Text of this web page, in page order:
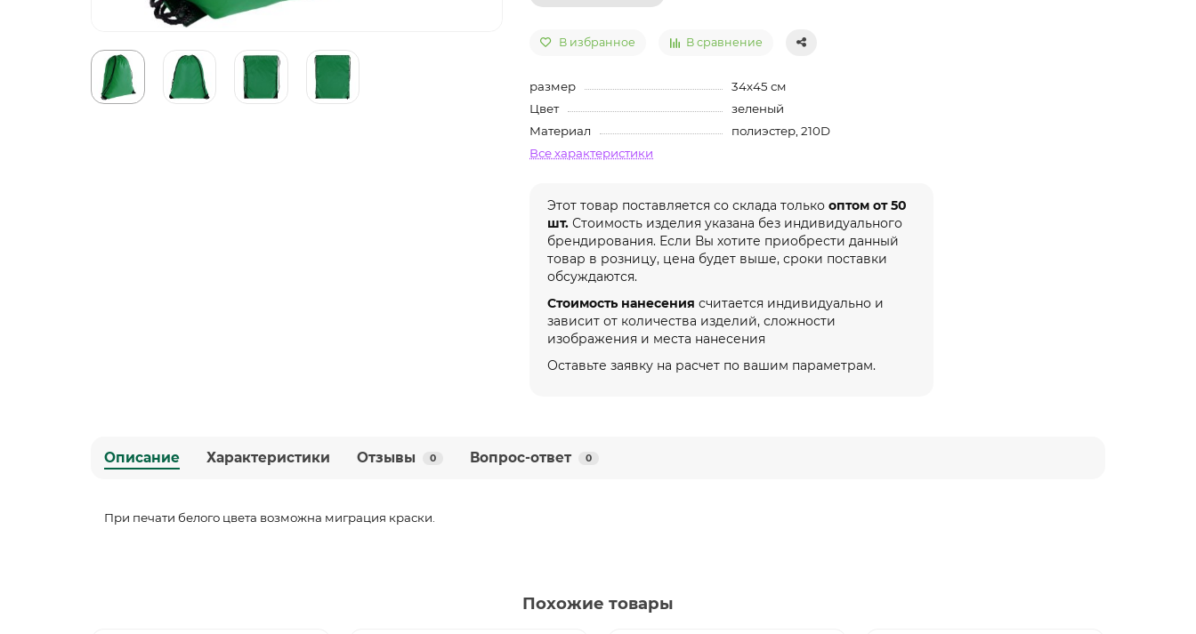
В избранное В сравнение
размер
34х45 см
Цвет
зеленый
Материал
полиэстер, 210D
Все характеристики
Этот товар поставляется со склада толькооптом от 50
шт. Стоимость изделия указана без индивидуального
брендирования. Если Вы хотите приобрести данный
товар в розницу, цена будет выше, сроки поставки
обсуждаются.
Стоимость нанесения считается индивидуально и
зависит от количества изделий, сложности
изображения и места нанесения
Оставьте заявку на расчет по вашим параметрам.
Описание Характеристики Отзывы 0 Вопрос-ответ 0
При печати белого цвета возможна миграция краски.
Похожие товары